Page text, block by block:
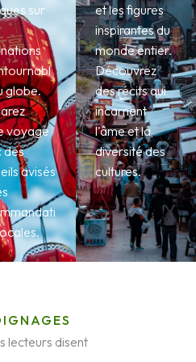
sur
globe.
voyage
des
avisés
et les figures
inspirantes du
monde entier.
Découvrez
des récits qui
incarnent
l'âme et la
diversité des
cultures.
lecteurs disent